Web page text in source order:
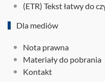
(ETR) Tekst łatwy do
Dla mediów
Nota prawna
Materiały do pobrania
Kontakt